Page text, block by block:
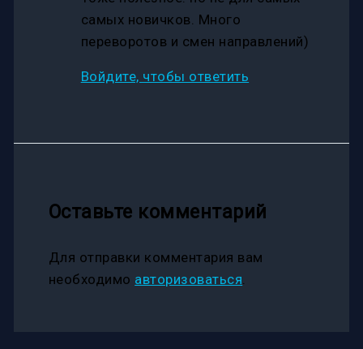
самых новичков. Много
переворотов и смен направлений)
Войдите, чтобы ответить
Оставьте комментарий
Для отправки комментария вам
необходимо авторизоваться